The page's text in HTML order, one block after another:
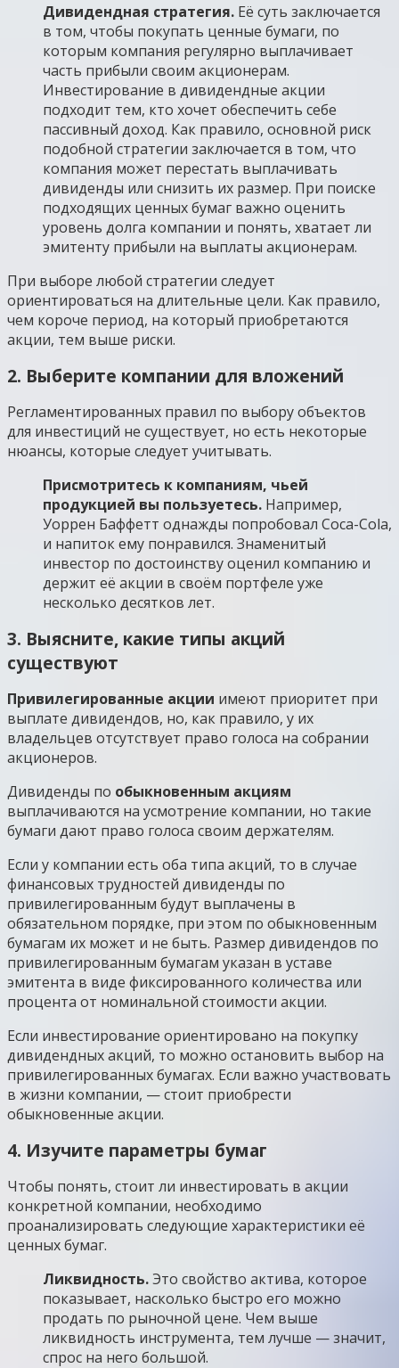
Дивидендная стратегия. Её суть заключается
в том, чтобы покупать ценные бумаги, по
которым компания регулярно выплачивает
часть прибыли своим акционерам.
Инвестирование в дивидендные акции
подходит тем, кто хочет обеспечить себе
пассивный доход. Как правило, основной риск
подобной стратегии заключается в том, что
компания может перестать выплачивать
дивиденды или снизить их размер. При поиске
подходящих ценных бумаг важно оценить
уровень долга компании и понять, хватает ли
эмитенту прибыли на выплаты акционерам.
При выборе любой стратегии следует
ориентироваться на длительные цели. Как правило,
чем короче период, на который приобретаются
акции, тем выше риски.
2. Выберите компании для вложений
Регламентированных правил по выбору объектов
для инвестиций не существует, но есть некоторые
нюансы, которые следует учитывать.
Присмотритесь к компаниям, чьей
продукцией вы пользуетесь. Например,
Уоррен Баффетт однажды попробовал Coca-Cola,
и напиток ему понравился. Знаменитый
инвестор по достоинству оценил компанию и
держит её акции в своём портфеле уже
несколько десятков лет.
3. Выясните, какие типы акций
существуют
Привилегированные акции имеют приоритет при
выплате дивидендов, но, как правило, у их
владельцев отсутствует право голоса на собрании
акционеров.
Дивиденды по обыкновенным акциям
выплачиваются на усмотрение компании, но такие
бумаги дают право голоса своим держателям.
Если у компании есть оба типа акций, то в случае
финансовых трудностей дивиденды по
привилегированным будут выплачены в
обязательном порядке, при этом по обыкновенным
бумагам их может и не быть. Размер дивидендов по
привилегированным бумагам указан в уставе
эмитента в виде фиксированного количества или
процента от номинальной стоимости акции.
Если инвестирование ориентировано на покупку
дивидендных акций, то можно остановить выбор на
привилегированных бумагах. Если важно участвовать
в жизни компании, — стоит приобрести
обыкновенные акции.
4. Изучите параметры бумаг
Чтобы понять, стоит ли инвестировать в акции
конкретной компании, необходимо
проанализировать следующие характеристики её
ценных бумаг.
Ликвидность.Это свойство актива, которое
показывает, насколько быстро его можно
продать по рыночной цене. Чем выше
ликвидность инструмента, тем лучше — значит,
спрос на него большой.